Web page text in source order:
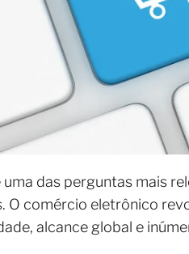
das perguntas mais
O comércio eletrônico
alcance global e